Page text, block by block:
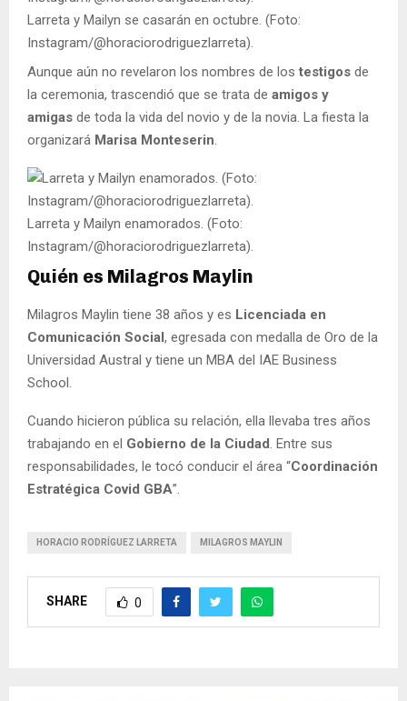
Larreta y Mailyn se casarán en octubre. (Foto:
Instagram/@horaciorodriguezlarreta).
Aunque aún no revelaron los nombres de los testigos de
la ceremonia, trascendió que se trata de amigos y
amigas de toda la vida del novio y de la novia. La fiesta la
organizará Marisa Monteserin.
Larreta y Mailyn enamorados. (Foto:
Instagram/@horaciorodriguezlarreta).
Quién es Milagros Maylin
Milagros Maylin tiene 38 años y es Licenciada en
Comunicación Social, egresada con medalla de Oro de la
Universidad Austral y tiene un MBA del IAE Business
School.
Cuando hicieron pública su relación, ella llevaba tres años
trabajando en el Gobierno de la Ciudad. Entre sus
responsabilidades, le tocó conducir el área “Coordinación
Estratégica Covid GBA”.
HORACIO RODRÍGUEZ LARRETA MILAGROS MAYLIN
SHARE 0